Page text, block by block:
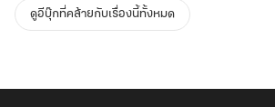
ดูอีบุ๊กที่คล้ายกับเรื่องนี้ทั้งหมด